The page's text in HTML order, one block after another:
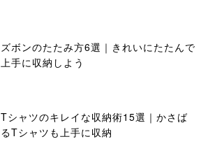
ズボンのたたみ方6選｜きれいにたたんで
上手に収納しよう
Tシャツのキレイな収納術15選｜かさば
るTシャツも上手に収納